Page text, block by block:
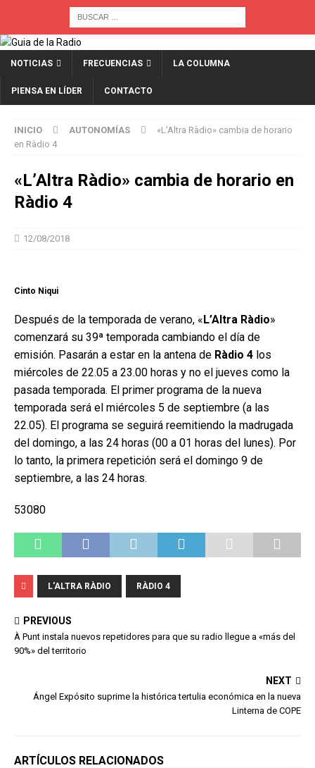
NOTICIAS FRECUENCIAS LA COLUMNA
PIENSA EN LÍDER CONTACTO
INICIO AUTONOMÍAS
«L’Altra Ràdio» cambia de horario
en Ràdio 4
«L’Altra Ràdio» cambia de horario en
Ràdio 4
12/08/2018
Cinto Niqui
Después de la temporada de verano, «L’Altra Ràdio»
comenzará su 39ª temporada cambiando el día de
emisión. Pasarán a estar en la antena de Ràdio 4 los
miércoles de 22.05 a 23.00 horas y no el jueves como la
pasada temporada. El primer programa de la nueva
temporada será el miércoles 5 de septiembre (a las
22.05). El programa se seguirá reemitiendo la madrugada
del domingo, a las 24 horas (00 a 01 horas del lunes). Por
lo tanto, la primera repetición será el domingo 9 de
septiembre, a las 24 horas.
53080
L'ALTRA RÀDIO RÀDIO 4
PREVIOUS
À Punt instala nuevos repetidores para que su radio llegue a «más del
90%» del territorio
NEXT
Ángel Expósito suprime la histórica tertulia económica en la nueva
Linterna de COPE
ARTÍCULOS RELACIONADOS